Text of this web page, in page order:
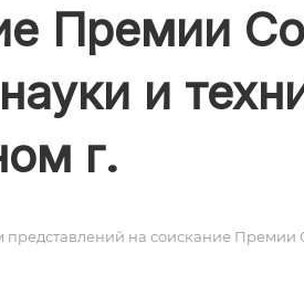
Премии
и
г.
представлений на соискание Премии